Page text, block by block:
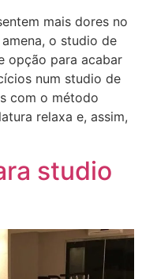
mais dores no
o studio de
opção para acabar
num studio de
com o método
relaxa e, assim,
studio